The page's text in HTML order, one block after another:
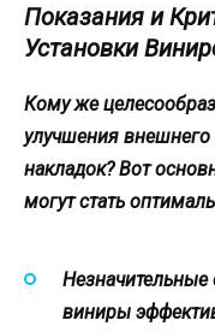
Показания и
Установки
Кому же
улучшения
накладок? Вот
могут стать
виниры